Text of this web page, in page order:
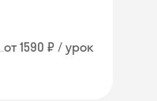
от 1590 ₽ / урок